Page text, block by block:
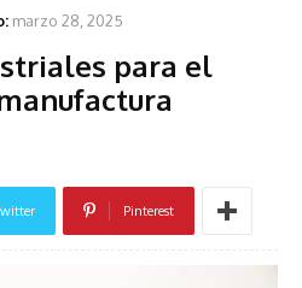
marzo 28, 2025
para el
Pinterest